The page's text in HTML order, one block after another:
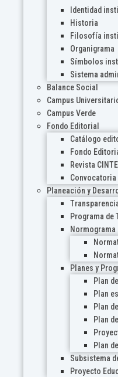
Identidad
Historia
Filosofía
Organigrama
Símbolos
Sistema
Balance Social
Campus
Campus Verde
Fondo Editorial
Catálogo
Fondo
Revista
Convocatoria
Planeación y
Programa de
Normograma
Planes y
Plan
Plan
Plan
Plan
Plan
Subsistema
Proyecto